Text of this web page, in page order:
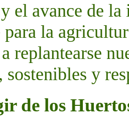
el avance de
la
replantearse
sostenibles y
de los